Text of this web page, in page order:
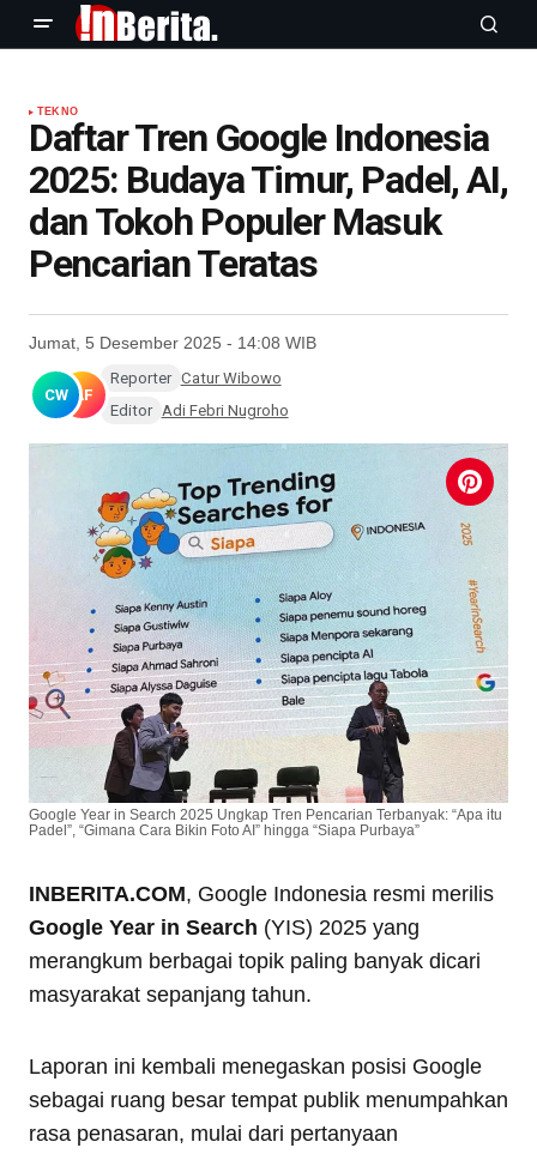
TEKNO
Daftar Tren Google Indonesia
2025: Budaya Timur, Padel, AI,
dan Tokoh Populer Masuk
Pencarian Teratas
Jumat, 5 Desember 2025 - 14:08 WIB
CW AF
Reporter Catur Wibowo
Editor Adi Febri Nugroho
Google Year in Search 2025 Ungkap Tren Pencarian Terbanyak: “Apa itu
Padel”, “Gimana Cara Bikin Foto AI” hingga “Siapa Purbaya”
INBERITA.COM, Google Indonesia resmi merilis
Google Year in Search (YIS) 2025 yang
merangkum berbagai topik paling banyak dicari
masyarakat sepanjang tahun.
Laporan ini kembali menegaskan posisi Google
sebagai ruang besar tempat publik menumpahkan
rasa penasaran, mulai dari pertanyaan